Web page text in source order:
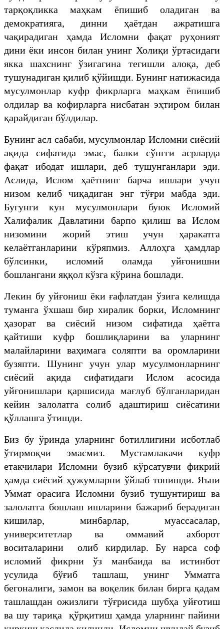
тарқоқликка маҳкам ёпишиб оладиган ва
демократияга, динни ҳаётдан ажратишга
чақирадиган ҳамда Исломни фақат руҳоният
дини ёки инсон билан унинг Холиқи ўртасидаги
якка шахснинг ўзигагина тегишли алоқа, деб
тушунадиган қилиб қўйишди. Бунинг натижасида
мусулмонлар куфр фикрларга маҳкам ёпишиб
олдилар ва кофирларга нисбатан эҳтиром билан
қарайдиган бўлдилар.
Бунинг асл сабаби, мусулмонлар Исломни сиёсий
ақида сифатида эмас, балки сўнгги асрларда
фақат ибодат ишлари, деб тушунганлари эди.
Аслида, Ислом ҳаётнинг барча ишлари учун
низом келиб чиқадиган энг тўғри мабда эди.
Бугунги кун мусулмонлари буюк Исломий
Халифалик Давлатини барпо қилиш ва Ислом
низомини жорий этиш учун ҳаракатга
келаётганларини кўряпмиз. Аллоҳга ҳамдлар
бўлсинки, исломий оламда уйғонишни
бошлангани яққол кўзга кўрина бошлади.
Лекин бу уйғониш ёки ғафлатдан ўзига келишда
туманга ўхшаш бир хиралик борки, Исломнинг
ҳазорат ва сиёсий низом сифатида ҳаётга
қайтиши куфр бошлиқларини ва уларнинг
малайларини ваҳимага соляпти ва оромларини
бузяпти. Шунинг учун улар мусулмонларнинг
сиёсий ақида сифатидаги Ислом асосида
уйғонишлари қаршисида мағлуб бўлганларидан
кейин залолатга солиб адаштириш сиёсатини
қўллашга ўтишди.
Биз бу ўринда уларнинг ботиллигини исботлаб
ўтирмоқчи эмасмиз. Мустамлакачи куфр
етакчилари Исломни бузиб кўрсатувчи фикрий
ҳамда сиёсий ҳужумларни ўйлаб топишди. Яъни
Уммат орасига Исломни бузиб тушунтириш ва
залолатга бошлаш ишларини бажариб берадиган
кишилар, минбарлар, муассасалар,
университетлар ва оммавий ахборот
воситаларини олиб кирдилар. Бу нарса соф
исломий фикрни ўз манбаида ва истинбот
усулида бўғиб ташлаш, унинг Умматга
бегоналиги, замон ва воқелик билан бирга қадам
ташлашдан ожизлиги тўғрисида шубҳа уйғотиш
ва шу тариқа қўрқитиш ҳамда уларнинг пайини